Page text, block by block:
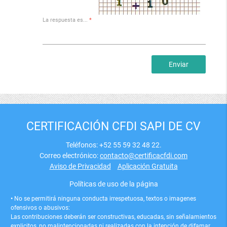
La respuesta es... *
CERTIFICACIÓN CFDI SAPI DE CV
Teléfonos: +52 55 59 32 48 22.
Correo electrónico:contacto@certificacfdi.com
Aviso de Privacidad
Aplicación Gratuita
Políticas de uso de la página
• No se permitirá ninguna conducta irrespetuosa, textos o imagenes
ofensivos o abusivos:
Las contribuciones deberán ser constructivas, educadas, sin señalamientos